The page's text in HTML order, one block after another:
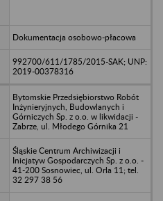
Dokumentacja osobowo-płacowa
992700/611/1785/2015-SAK; UNP:
2019-00378316
Bytomskie Przedsiębiorstwo Robót
Inżynieryjnych, Budowlanych i
Górniczych Sp. z o.o. w likwidacji -
Zabrze, ul. Młodego Górnika 21
Śląskie Centrum Archiwizacji i
Inicjatyw Gospodarczych Sp. z o.o. -
41-200 Sosnowiec, ul. Orla 11; tel.
32 297 38 56